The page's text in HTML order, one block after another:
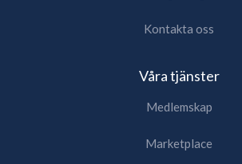
Kontakta oss
Våra tjänster
Medlemskap
Marketplace